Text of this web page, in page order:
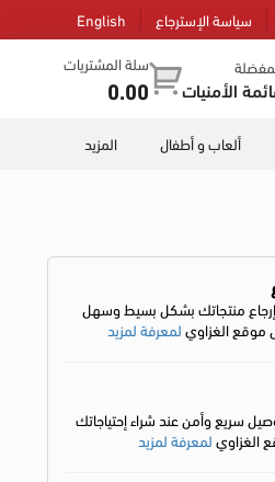
سياسة الإسترجاع English
الأمنيات
سلة المشتريات
0.00
ألعاب و أطفال المزيد
منتجاتك بشكل بسيط وسهل
موقع الغزاويلمعرفة لمزيد
سريع وأمن عند شراء إحتياجاتك
الغزاويلمعرفة لمزيد